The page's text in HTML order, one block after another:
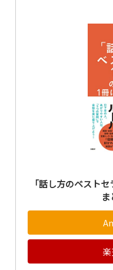
「話し方のベスト
ま